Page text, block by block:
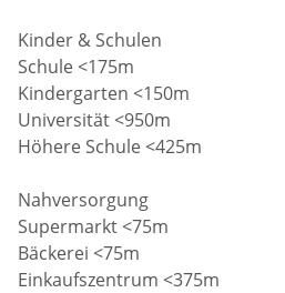
Kinder & Schulen
Schule <175m
Kindergarten <150m
Universität <950m
Höhere Schule <425m
Nahversorgung
Supermarkt <75m
Bäckerei <75m
Einkaufszentrum <375m